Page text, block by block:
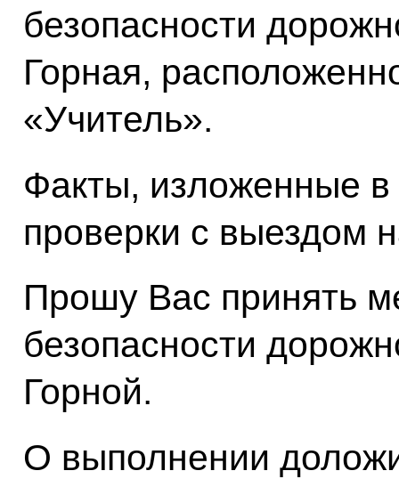
безопасности
Горная,
«Учитель».
Факты, изложенные
проверки с выездом
Прошу Вас принять
безопасности
Горной.
О выполнении